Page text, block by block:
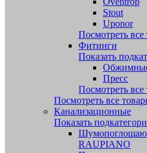
Stout
Uponor
Посмотреть все
Фитинги
Показать
Пресс
Посмотреть все
Посмотреть все
Канализационные
Показать
RAUPIANO